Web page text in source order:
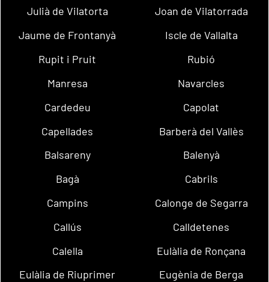
Julià de Vilatorta
Joan de Vilatorrada
Jaume de Frontanyà
Iscle de Vallalta
Rupit i Pruit
Rubió
Manresa
Navarcles
Cardedeu
Capolat
Capellades
Barberà del Vallès
Balsareny
Balenyà
Bagà
Cabrils
Campins
Calonge de Segarra
Callús
Calldetenes
Calella
Eulàlia de Ronçana
Eulàlia de Riuprimer
Eugènia de Berga